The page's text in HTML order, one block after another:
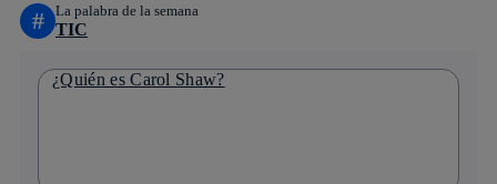
# La palabra de la semana
TIC
¿Quién es Carol Shaw?